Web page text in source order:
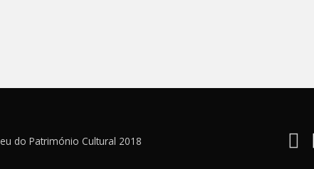
do Património Cultural 2018